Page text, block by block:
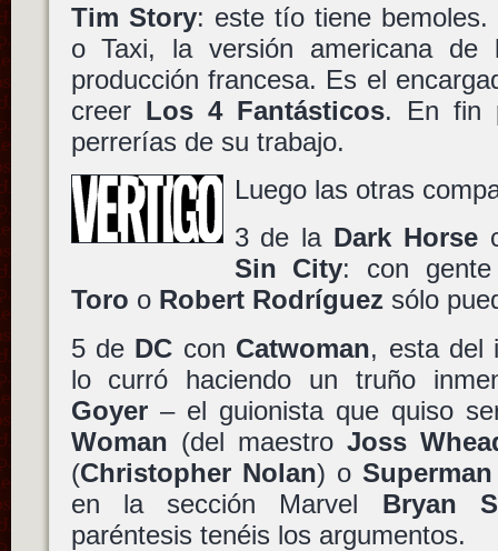
Tim Story: este tío tiene
o Taxi, la versión americana de
producción francesa. Es el
creer Los 4 Fantásticos. En fin
perrerías de su trabajo.
Luego las otras
3 de la Dark Horse
Sin City: con
Toro o Robert Rodríguezsólo
5 de DC con Catwoman, esta del
lo curró haciendo un truño
Goyer– el guionista que quiso
Woman (del maestro Joss
(Christopher Nolan) o
en la sección Marvel Bryan
paréntesis tenéis los argumentos.